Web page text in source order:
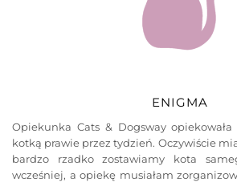
ENIGMA
Opiekunka Cats & Dogsway
kotką prawie przez tydzień. Oczywiście
bardzo rzadko zostawiamy kota
wcześniej, a opiekę musiałam